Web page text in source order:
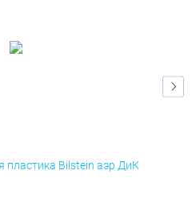
пластика Bilstein аэр ДиК